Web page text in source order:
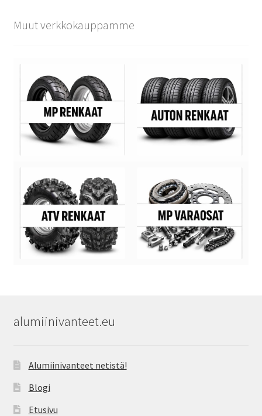
Muut verkkokauppamme
alumiinivanteet.eu
Alumiinivanteet netistä!
Blogi
Etusivu